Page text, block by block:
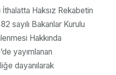
Haksız Rekabetin
sayılı Bakanlar Kurulu
Hakkında
yayımlanan
dayanılarak